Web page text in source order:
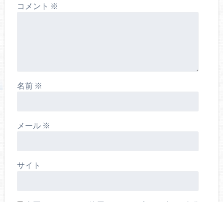
コメント ※
名前 ※
メール ※
サイト